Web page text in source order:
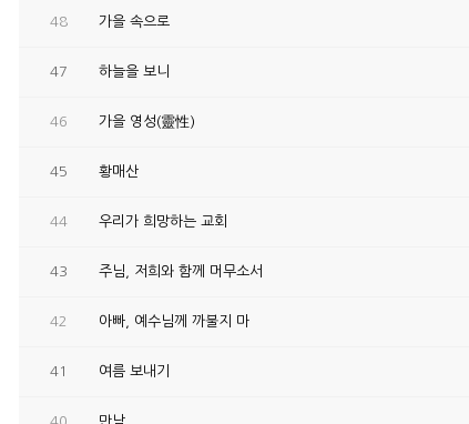
48 가을 속으로
47 하늘을 보니
46 가을 영성(靈性)
45 황매산
44 우리가 희망하는 교회
43 주님, 저희와 함께 머무소서
42 아빠, 예수님께 까불지 마
41 여름 보내기
40 만남